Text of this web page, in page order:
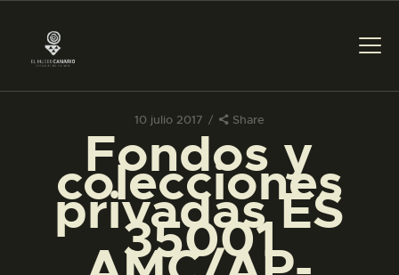
10 julio 2017 Share
Fondos y
colecciones
privadas ES
35001
PREPARAR LA VISITA
ACTIVIDADES
█